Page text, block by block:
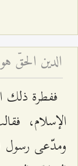
ففطرة ذلك
الإسلام،
ومدّعى رسول